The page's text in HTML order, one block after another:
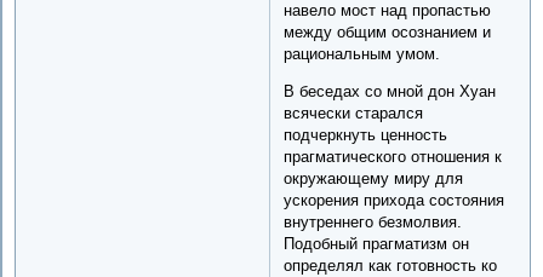
навело мост над пропастью
между общим осознанием и
рациональным умом.
В беседах со мной дон Хуан
всячески старался
подчеркнуть ценность
прагматического отношения к
окружающему миру для
ускорения прихода состояния
внутреннего безмолвия.
Подобный прагматизм он
определял как готовность ко